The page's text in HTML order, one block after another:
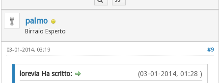
palmo
Birraio Esperto
#9
03-01-2014, 03:19
(03-01-2014, 01:28 )
lorevia Ha scritto: